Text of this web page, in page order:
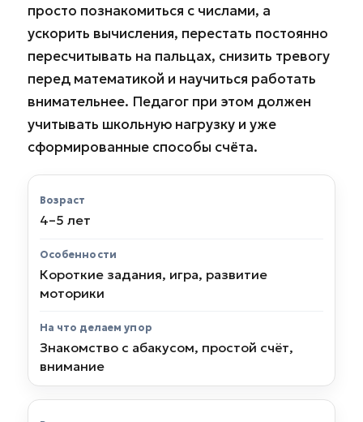
просто познакомиться с числами, а
ускорить вычисления, перестать постоянно
пересчитывать на пальцах, снизить тревогу
перед математикой и научиться работать
внимательнее. Педагог при этом должен
учитывать школьную нагрузку и уже
сформированные способы счёта.
Возраст
4–5 лет
Короткие задания, игра, развитие
моторики
Знакомство с абакусом, простой счёт,
внимание